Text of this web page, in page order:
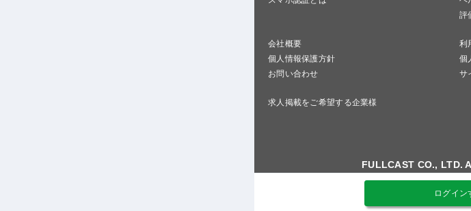
ログイン
評
会社概要
利
個人情報保護方針
個
お問い合わせ
サ
求人掲載をご希望する企業様
FULLCAST CO., LTD.